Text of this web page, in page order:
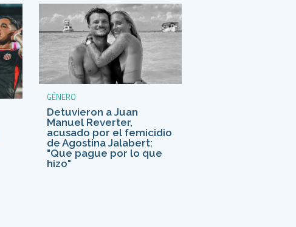
GÉNERO
Detuvieron a Juan
Manuel Reverter,
acusado por el femicidio
de Agostina Jalabert:
"Que pague por lo que
hizo"